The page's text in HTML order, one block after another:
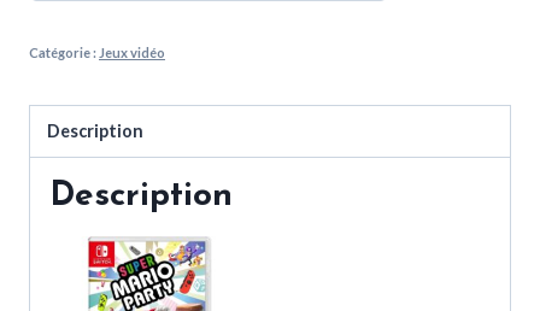
Catégorie : Jeux vidéo
Description
Description